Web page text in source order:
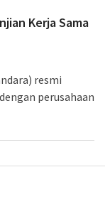
Kerja Sama
resmi
perusahaan